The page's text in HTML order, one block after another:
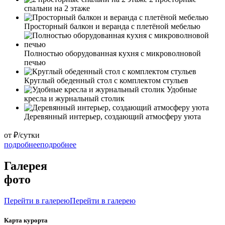
спальни на 2 этаже
Просторный балкон и веранда с плетёной мебелью
Полностью оборудованная кухня с микроволновой
печью
Круглый обеденный стол с комплектом стульев
Удобные
кресла и журнальный столик
Деревянный интерьер, создающий атмосферу уюта
от ₽/сутки
подробнееподробнее
Галерея
фото
Перейти в галереюПерейти в галерею
Карта курорта